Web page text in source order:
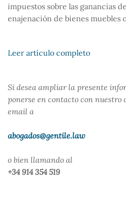
impuestos sobre las ganancias
enajenación de bienes muebles
Leer artículo completo
Si desea ampliar la presente
ponerse en contacto con nuestro
email a
abogados@gentile.law
o bien llamando al
+34 914 354 519